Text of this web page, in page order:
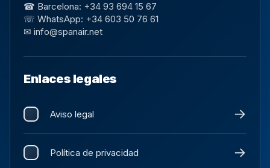
☎ Barcelona: +34 93 694 15 67
☏ WhatsApp: +34 603 50 76 61
✉ info@spanair.net
Enlaces legales
Aviso legal
Política de privacidad